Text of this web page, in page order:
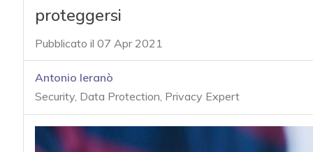
proteggersi
Pubblicato il 07 Apr 2021
Antonio Ieranò
Security, Data Protection, Privacy Expert